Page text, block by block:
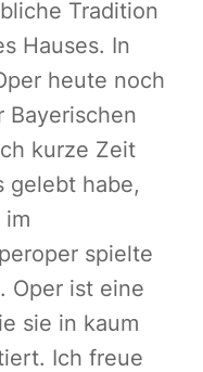
Tradition
Hauses. In
heute noch
Bayerischen
kurze Zeit
gelebt habe,
im
spielte
Oper ist eine
sie in kaum
Ich freue